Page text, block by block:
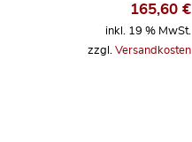
165,60 €
inkl. 19 % MwSt.
zzgl. Versandkosten